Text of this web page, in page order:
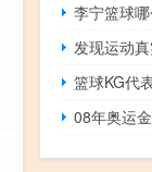
李宁篮球
发现运动
篮球KG代
08年奥运